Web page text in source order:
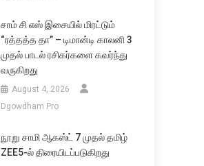
சாம் சி எஸ் இசையில் மிரட்டும்
“ரத்தத்த தா” – டிமான்டி காலனி 3
முதல் பாடல் ரசிகர்களை கவர்ந்து
வருகிறது
August 4, 2026
Dgowdham Pro
நூறு சாமி ஆகஸ்ட் 7 முதல் தமிழ்
ZEE5-ல் திரையிடப்படுகிறது